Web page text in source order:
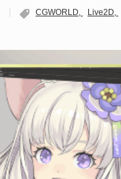
れ
ト
CGWORLD Live2D